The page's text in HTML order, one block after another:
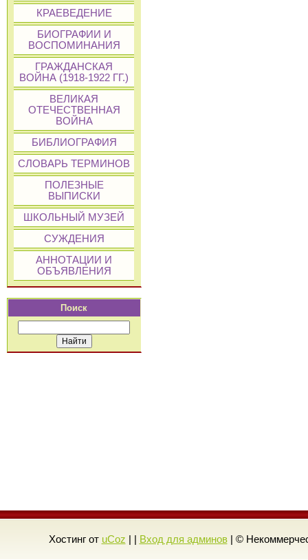
КРАЕВЕДЕНИЕ
БИОГРАФИИ И
ВОСПОМИНАНИЯ
ГРАЖДАНСКАЯ
ВОЙНА (1918-1922 ГГ.)
ВЕЛИКАЯ
ОТЕЧЕСТВЕННАЯ
ВОЙНА
БИБЛИОГРАФИЯ
СЛОВАРЬ ТЕРМИНОВ
ПОЛЕЗНЫЕ
ВЫПИСКИ
ШКОЛЬНЫЙ МУЗЕЙ
СУЖДЕНИЯ
АННОТАЦИИ И
ОБЪЯВЛЕНИЯ
Поиск
Хостинг от uCoz Вход для админов| ©